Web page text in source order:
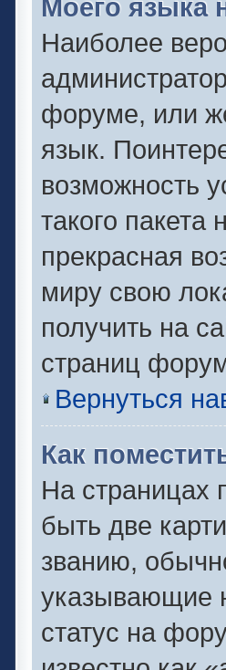
Моего языка
Наиболее
форуме, или
язык.
возможность
такого
прекрасная
миру свою
получить на
страниц
Вернуться
Как
На страницах
быть две
званию,
указывающие
статус на